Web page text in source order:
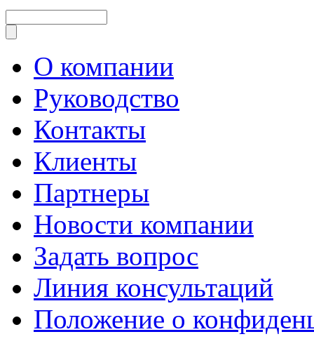
О компании
Руководство
Контакты
Клиенты
Партнеры
Новости компании
Задать вопрос
Линия консультаций
Положение о